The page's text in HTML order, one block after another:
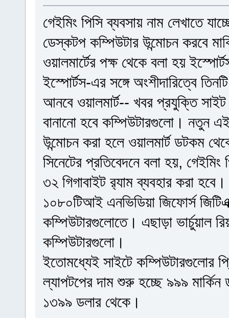
গেইমিং পিসি ব্যবসায় নাম লেখাতে
ডেস্কটপ কম্পিউটার উন্মোচন করবে
ওয়ালমার্টের পক্ষ থেকে বলা হয়
ইস্পোর্টস-এর সঙ্গে অংশীদারিত্বে
আনবে ওয়ালমার্ট-- খবর প্রযুক্তি
বানানো হবে কম্পিউটারগুলো। নতুন এই
উন্মোচন করা হলে ওয়ালমার্ট ডটকম
সিনেটের প্রতিবেদনে বলা হয়,
৩২ গিগাবাইট র‍্যাম ব্যবহার করা
১০৮০টিআই এনভিডিয়া জিফোর্স
কম্পিউটারগুলোতে। এছাড়া ভার্চুয়াল
কম্পিউটারগুলো।
ইতোমধ্যেই সাইটে কম্পিউটারগুলোর
ল্যাপটপের দাম শুরু হচ্ছে ৯৯৯
১৩৯৯ ডলার থেকে।